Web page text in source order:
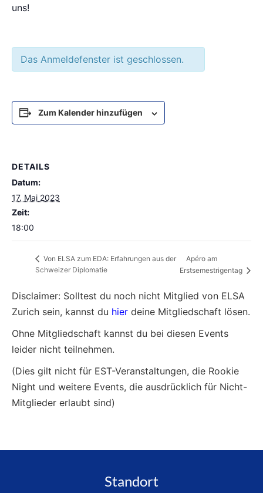
uns!
Das Anmeldefenster ist geschlossen.
Zum Kalender hinzufügen
DETAILS
Datum:
17. Mai 2023
Zeit:
18:00
Von ELSA zum EDA: Erfahrungen aus der
Schweizer Diplomatie
Apéro am
Erstsemestrigentag
Disclaimer: Solltest du noch nicht Mitglied von ELSA
Zurich sein, kannst du hier deine Mitgliedschaft lösen.
Ohne Mitgliedschaft kannst du bei diesen Events
leider nicht teilnehmen.
(Dies gilt nicht für EST-Veranstaltungen, die Rookie
Night und weitere Events, die ausdrücklich für Nicht-
Mitglieder erlaubt sind)
Standort